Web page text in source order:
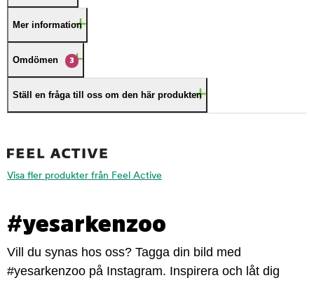
Mer information
Omdömen 3
Ställ en fråga till oss om den här produkten
Visa fler produkter från Feel Active
#yesarkenzoo
Vill du synas hos oss? Tagga din bild med
#yesarkenzoo på Instagram. Inspirera och låt dig